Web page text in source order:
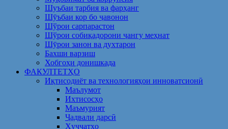
Шуъбаи тарбия ва фарҳанг
Шӯъбаи кор бо ҷавонон
Шўрои сарпарастон
Шўрои собиқадорони ҷангу меҳнат
Шӯрои занон ва духтарон
Бахши варзиш
Хобгоҳи донишкада
ФАКУЛТЕТҲО
Иқтисодиёт ва технологияҳои инноватсионӣ
Маълумот
Ихтисосҳо
Маъмурият
Ҷадвали дарсӣ
Ҳуҷҷатҳо